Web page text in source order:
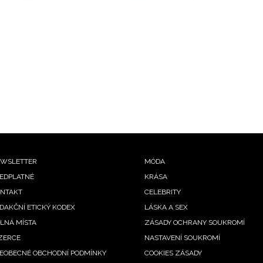
ETICKÝ KODEX
MÍSTA
OBCHODNÍ PODMÍNKY
MÓDA
KRÁSA
CELEBRITY
LÁSKA A SEX
ZÁSADY OCHRANY SOUKROMÍ
NASTAVENÍ SOUKROMÍ
COOKIES ZÁSADY